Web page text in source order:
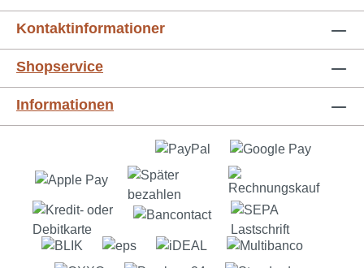
Kontaktinformationer
Shopservice
Informationen